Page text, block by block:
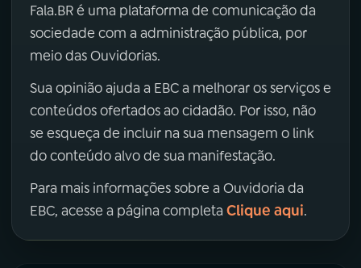
Fala.BR é uma plataforma de comunicação da
sociedade com a administração pública, por
meio das Ouvidorias.
Sua opinião ajuda a EBC a melhorar os serviços e
conteúdos ofertados ao cidadão. Por isso, não
se esqueça de incluir na sua mensagem o link
do conteúdo alvo de sua manifestação.
Para mais informações sobre a Ouvidoria da
EBC, acesse a página completa Clique aqui.